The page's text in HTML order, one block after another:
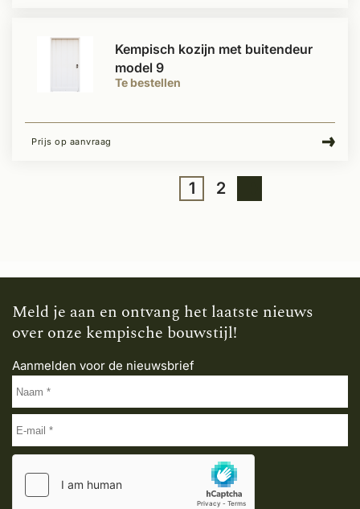
Te bestellen
Kempisch kozijn met buitendeur
model 9
Prijs op aanvraag
1 2
Meld je aan en ontvang het laatste nieuws
over onze kempische bouwstijl!
Aanmelden voor de nieuwsbrief